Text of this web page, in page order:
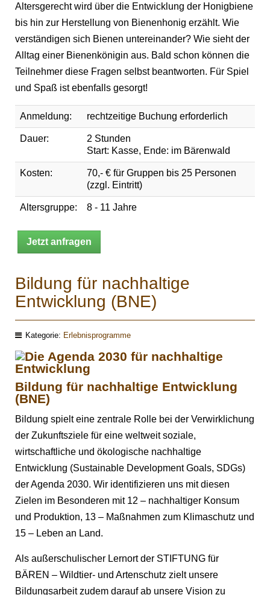
Altersgerecht wird über die Entwicklung der Honigbiene
bis hin zur Herstellung von Bienenhonig erzählt. Wie
verständigen sich Bienen untereinander? Wie sieht der
Alltag einer Bienenkönigin aus. Bald schon können die
Teilnehmer diese Fragen selbst beantworten. Für Spiel
und Spaß ist ebenfalls gesorgt!
Anmeldung: rechtzeitige Buchung erforderlich
Dauer:
2 Stunden
Start: Kasse, Ende: im Bärenwald
Kosten:
70,- € für Gruppen bis 25 Personen
(zzgl. Eintritt)
Altersgruppe: 8 - 11 Jahre
Jetzt anfragen
Bildung für nachhaltige
Entwicklung (BNE)
Kategorie: Erlebnisprogramme
Bildung für nachhaltige Entwicklung
(BNE)
Bildung spielt eine zentrale Rolle bei der Verwirklichung
der Zukunftsziele für eine weltweit soziale,
wirtschaftliche und ökologische nachhaltige
Entwicklung (Sustainable Development Goals, SDGs)
der Agenda 2030. Wir identifizieren uns mit diesen
Zielen im Besonderen mit 12 – nachhaltiger Konsum
und Produktion, 13 – Maßnahmen zum Klimaschutz und
15 – Leben an Land.
Als außerschulischer Lernort der STIFTUNG für
BÄREN – Wildtier- und Artenschutz zielt unsere
Bildungsarbeit zudem darauf ab unsere Vision zu